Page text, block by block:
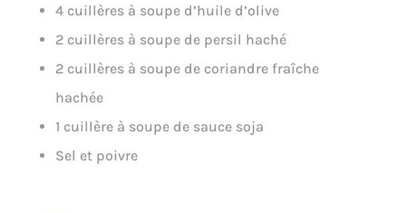
4 cuillères à soupe d’huile d’olive
2 cuillères à soupe de persil haché
2 cuillères à soupe de coriandre fraîche
hachée
1 cuillère à soupe de sauce soja
Sel et poivre